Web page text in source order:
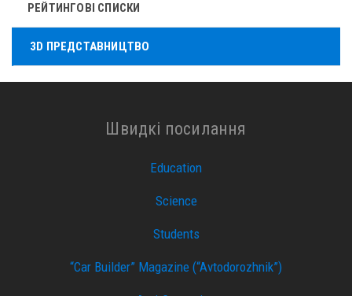
РЕЙТИНГОВІ СПИСКИ
3D ПРЕДСТАВНИЦТВО
Швидкі посилання
Education
Science
Students
“Car Builder” Magazine (“Avtodorozhnik”)